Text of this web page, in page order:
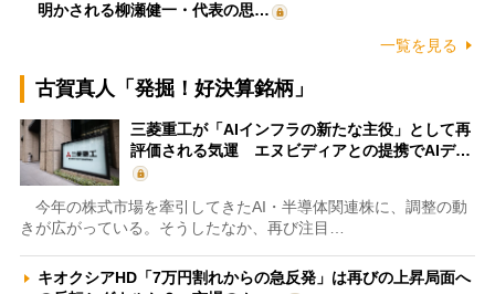
明かされる柳瀬健一・代表の思…
一覧を見る
古賀真人「発掘！好決算銘柄」
三菱重工が「AIインフラの新たな主役」として再
評価される気運 エヌビディアとの提携でAIデ…
今年の株式市場を牽引してきたAI・半導体関連株に、調整の動
きが広がっている。そうしたなか、再び注目…
キオクシアHD「7万円割れからの急反発」は再びの上昇局面へ